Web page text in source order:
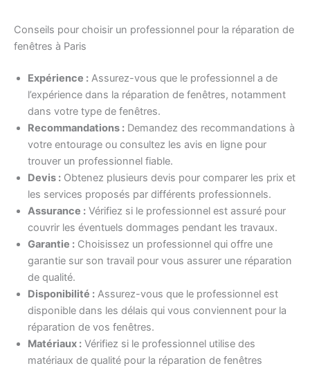
Conseils pour choisir un professionnel pour la réparation de
fenêtres à Paris
Expérience : Assurez-vous que le professionnel a de
l’expérience dans la réparation de fenêtres, notamment
dans votre type de fenêtres.
Recommandations : Demandez des recommandations à
votre entourage ou consultez les avis en ligne pour
trouver un professionnel fiable.
Devis : Obtenez plusieurs devis pour comparer les prix et
les services proposés par différents professionnels.
Assurance : Vérifiez si le professionnel est assuré pour
couvrir les éventuels dommages pendant les travaux.
Garantie : Choisissez un professionnel qui offre une
garantie sur son travail pour vous assurer une réparation
de qualité.
Disponibilité : Assurez-vous que le professionnel est
disponible dans les délais qui vous conviennent pour la
réparation de vos fenêtres.
Matériaux : Vérifiez si le professionnel utilise des
matériaux de qualité pour la réparation de fenêtres